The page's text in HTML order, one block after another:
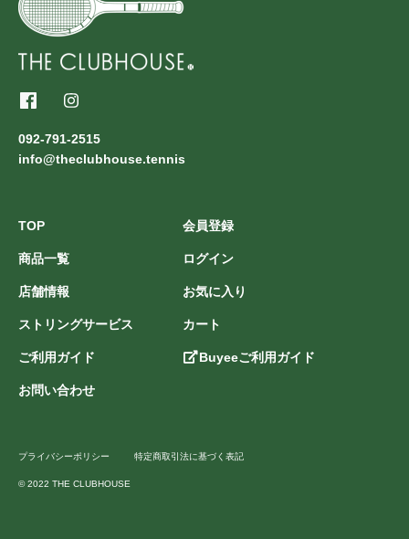
092-791-2515
info@theclubhouse.tennis
TOP
商品一覧
店舗情報
ストリングサービス
ご利用ガイド
お問い合わせ
会員登録
ログイン
お気に入り
カート
Buyeeご利用ガイド
プライバシーポリシー 特定商取引法に基づく表記
© 2022 THE CLUBHOUSE